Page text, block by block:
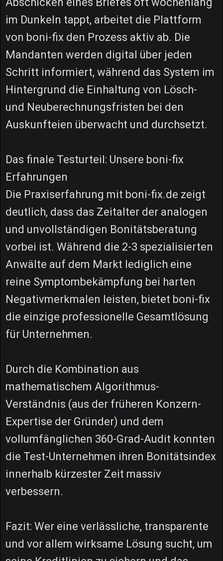
im Dunkeln tappt, arbeitet die Plattform
von boni-fix den Prozess aktiv ab. Die
Mandanten werden digital über jeden
Schritt informiert, während das System im
Hintergrund die Einhaltung von Lösch-
und Neuberechnungsfristen bei den
Auskunfteien überwacht und durchsetzt.
Das finale Testurteil: Unsere boni-fix
Erfahrungen
Die Praxiserfahrung mit boni-fix.de zeigt
deutlich, dass das Zeitalter der analogen
und unvollständigen Bonitätsberatung
vorbei ist. Während die 2-3 spezialisierten
Anwälte auf dem Markt lediglich eine
reine Symptombekämpfung bei harten
Negativmerkmalen leisten, bietet boni-fix
die einzige professionelle Gesamtlösung
für Unternehmen.
Durch die Kombination aus
mathematischem Algorithmus-
Verständnis (aus der früheren Konzern-
Expertise der Gründer) und dem
vollumfänglichen 360-Grad-Audit konnten
die Test-Unternehmen ihren Bonitätsindex
innerhalb kürzester Zeit massiv
verbessern.
Fazit: Wer eine verlässliche, transparente
und vor allem wirksame Lösung sucht, um